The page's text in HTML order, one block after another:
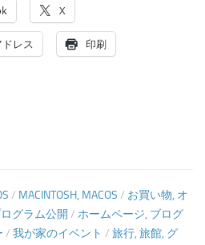
X
レス 印刷
/ MACINTOSH, MACOS / お買い物, オ
グラム公開 / ホームページ, ブログ
/ 我が家のイベント / 旅行, 旅館, グ